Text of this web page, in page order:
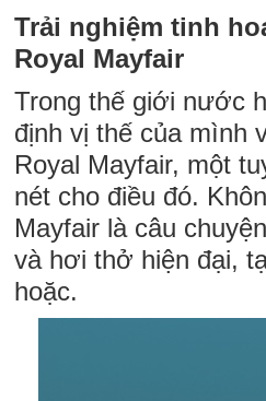
Trải nghiệm tinh
Royal Mayfair
Trong thế giới nước
định vị thế của mình
Royal Mayfair, một
nét cho điều đó.
Mayfair là câu
và hơi thở hiện đại,
hoặc.